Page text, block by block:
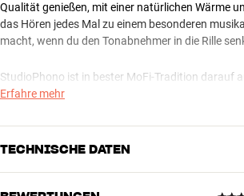
Qualität genießen, mit einer natürlichen Wärme
das Hören jedes Mal zu einem besonderen
macht, wenn du den Tonabnehmer in die Rille
StudioPhono ist in bester MoFi-Tradition darauf
schwache Signal vom Tonabnehmer so präzise
Klang wie das exklusivere MoFi UltraPhono
Gegenzug einfacher mit Geräten in der
Erfahre mehr
TECHNISCHE DATEN